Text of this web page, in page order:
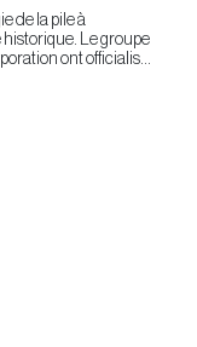
piles à
de la pile à
Le groupe
ont officialisé